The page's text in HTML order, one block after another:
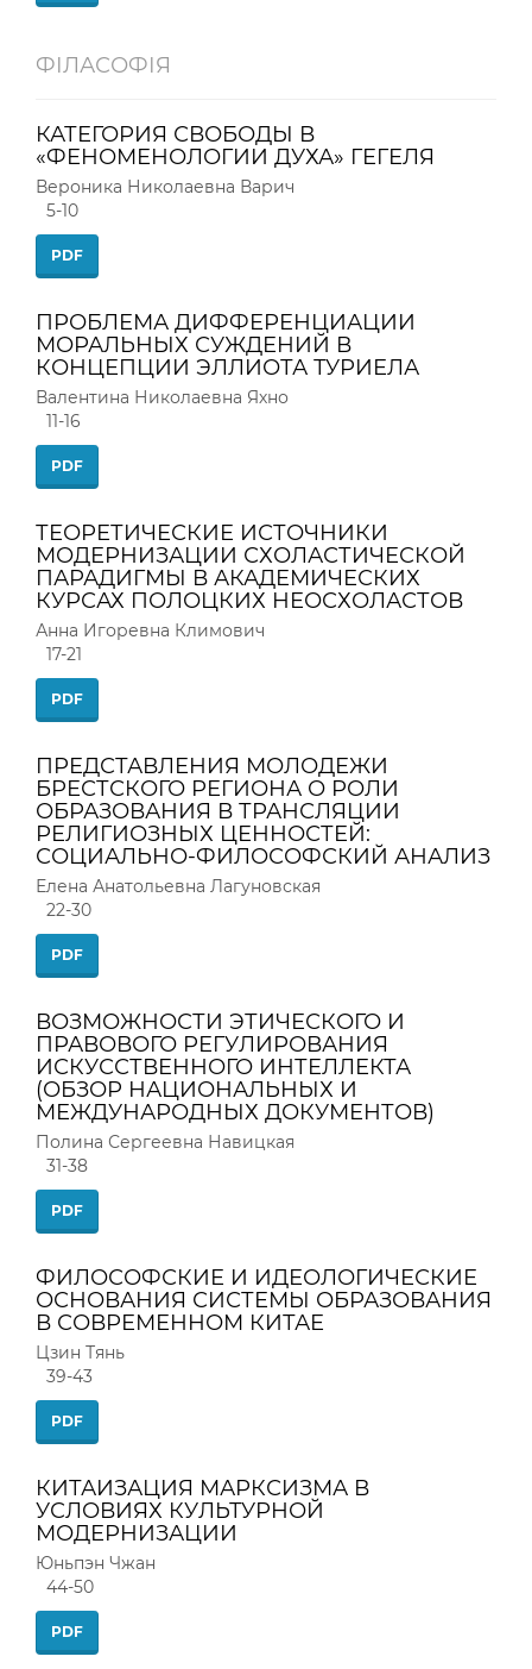
ФІЛАСОФІЯ
КАТЕГОРИЯ СВОБОДЫ В
«ФЕНОМЕНОЛОГИИ ДУХА» ГЕГЕЛЯ
Вероника Николаевна Варич
5-10
PDF
ПРОБЛЕМА ДИФФЕРЕНЦИАЦИИ
МОРАЛЬНЫХ СУЖДЕНИЙ В
КОНЦЕПЦИИ ЭЛЛИОТА ТУРИЕЛА
Валентина Николаевна Яхно
11-16
PDF
ТЕОРЕТИЧЕСКИЕ ИСТОЧНИКИ
МОДЕРНИЗАЦИИ СХОЛАСТИЧЕСКОЙ
ПАРАДИГМЫ В АКАДЕМИЧЕСКИХ
КУРСАХ ПОЛОЦКИХ НЕОСХОЛАСТОВ
Анна Игоревна Климович
17-21
PDF
ПРЕДСТАВЛЕНИЯ МОЛОДЕЖИ
БРЕСТСКОГО РЕГИОНА О РОЛИ
ОБРАЗОВАНИЯ В ТРАНСЛЯЦИИ
РЕЛИГИОЗНЫХ ЦЕННОСТЕЙ:
СОЦИАЛЬНО-ФИЛОСОФСКИЙ АНАЛИЗ
Елена Анатольевна Лагуновская
22-30
PDF
ВОЗМОЖНОСТИ ЭТИЧЕСКОГО И
ПРАВОВОГО РЕГУЛИРОВАНИЯ
ИСКУССТВЕННОГО ИНТЕЛЛЕКТА
(ОБЗОР НАЦИОНАЛЬНЫХ И
МЕЖДУНАРОДНЫХ ДОКУМЕНТОВ)
Полина Сергеевна Навицкая
31-38
PDF
ФИЛОСОФСКИЕ И ИДЕОЛОГИЧЕСКИЕ
ОСНОВАНИЯ СИСТЕМЫ ОБРАЗОВАНИЯ
В СОВРЕМЕННОМ КИТАЕ
Цзин Тянь
39-43
PDF
КИТАИЗАЦИЯ МАРКСИЗМА В
УСЛОВИЯХ КУЛЬТУРНОЙ
МОДЕРНИЗАЦИИ
Юньпэн Чжан
44-50
PDF